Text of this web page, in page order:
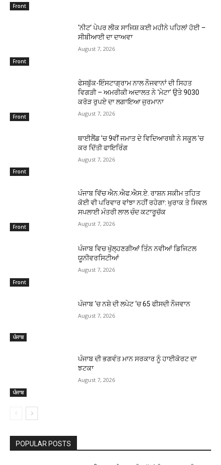
Front
Front
‘ਨੀਟ’ ਪੇਪਰ ਲੀਕ ਸਾਜਿਸ਼ ਕਈ ਮਹੀਨੇ ਪਹਿਲਾਂ ਹੋਈ –
ਸੀਬੀਆਈ ਦਾ ਦਾਅਵਾ
August 7, 2026
Front
ਫੇਸਬੁੱਕ-ਇੰਸਟਾਗ੍ਰਾਮ ਨਾਲ ਨੌਜਵਾਨਾਂ ਦੀ ਸਿਹਤ
ਵਿਗੜੀ – ਅਮਰੀਕੀ ਅਦਾਲਤ ਨੇ ‘ਮੇਟਾ’ ਉਤੇ 9030
ਕਰੋੜ ਰੁਪਏ ਦਾ ਲਗਾਇਆ ਜੁਰਮਾਨਾ
August 7, 2026
Front
ਥਾਈਲੈਂਡ ’ਚ 9ਵੀਂ ਜਮਾਤ ਦੇ ਵਿਦਿਆਰਥੀ ਨੇ ਸਕੂਲ ’ਚ
ਕਰ ਦਿੱਤੀ ਫਾਇਰਿੰਗ
August 7, 2026
Front
ਪੰਜਾਬ ਵਿੱਚ ਐਨ.ਐਫ.ਐਸ.ਏ. ਰਾਸ਼ਨ ਸਕੀਮ ਤਹਿਤ
ਕੋਈ ਵੀ ਪਰਿਵਾਰ ਵਾਂਝਾ ਨਹੀਂ ਰਹੇਗਾ: ਖੁਰਾਕ ਤੇ ਸਿਵਲ
ਸਪਲਾਈ ਮੰਤਰੀ ਲਾਲ ਚੰਦ ਕਟਾਰੂਚੱਕ
August 7, 2026
Front
ਪੰਜਾਬ ਵਿਚ ਖੁੱਲ੍ਹਣਗੀਆਂ ਤਿੰਨ ਨਵੀਆਂ ਡਿਜਿਟਲ
ਯੂਨੀਵਰਸਿਟੀਆਂ
August 7, 2026
ਪੰਜਾਬ
ਪੰਜਾਬ ‘ਚ ਨਸ਼ੇ ਦੀ ਲਪੇਟ ‘ਚ 65 ਫੀਸਦੀ ਨੌਜਵਾਨ
August 7, 2026
ਪੰਜਾਬ
ਪੰਜਾਬ ਦੀ ਭਗਵੰਤ ਮਾਨ ਸਰਕਾਰ ਨੂੰ ਹਾਈਕੋਰਟ ਦਾ
ਝਟਕਾ
August 7, 2026
POPULAR POSTS